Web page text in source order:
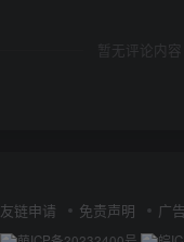
暂无评论内容
友链申请 免责声明 广